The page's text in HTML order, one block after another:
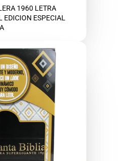
1960 LETRA